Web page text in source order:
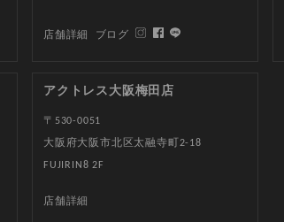
店舗詳細 ブログ
アクトレス大阪梅田店
〒530-0051
大阪府大阪市北区太融寺町2-18
FUJIRIN8 2F
店舗詳細